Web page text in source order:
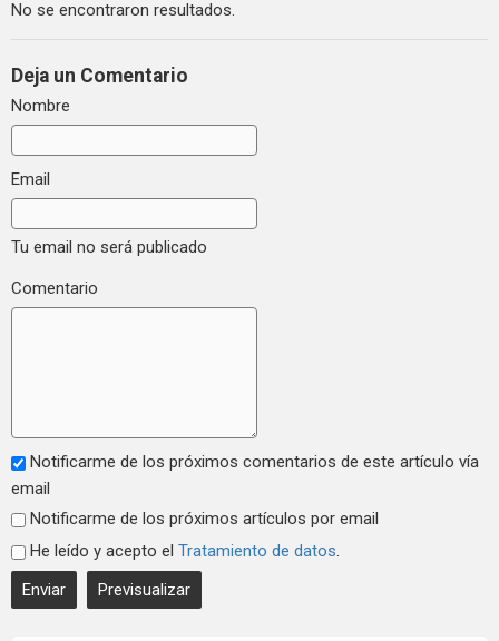
No se encontraron resultados.
Deja un Comentario
Nombre
Email
Tu email no será publicado
Comentario
Notificarme de los próximos comentarios de este artículo vía
email
Notificarme de los próximos artículos por email
He leído y acepto el Tratamiento de datos.